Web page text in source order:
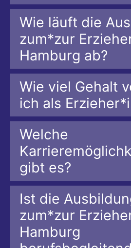
Wie läuft die
zum*zur
Hamburg ab?
Wie viel Gehalt
ich als
Welche
gibt es?
Ist die
zum*zur
Hamburg